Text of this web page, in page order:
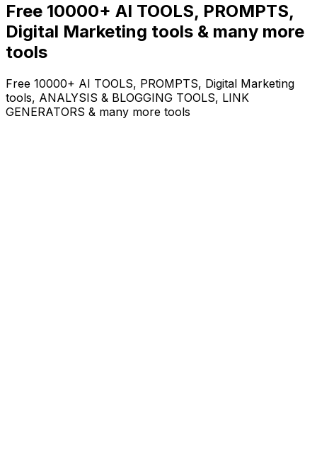
Free 10000+ AI TOOLS, PROMPTS,
Digital Marketing tools & many more
tools
Free 10000+ AI TOOLS, PROMPTS, Digital Marketing
tools, ANALYSIS & BLOGGING TOOLS, LINK
GENERATORS & many more tools